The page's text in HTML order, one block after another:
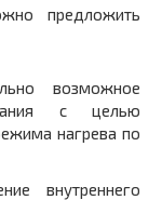
предложить
возможное
с целью
нагрева по
внутреннего